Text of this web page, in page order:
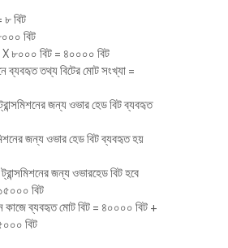
৮ বিট
বিট
৮০০০ বিট = ৪০০০০ বিট
ব্যবহৃত তথ্য বিটের মোট সংখ্যা =
জন্য ওভার হেড বিট ব্যবহৃত
জন্য ওভার হেড বিট ব্যবহৃত হয়
জন্য ওভারহেড বিট হবে
বিট
কাজে ব্যবহৃত মোট বিট = ৪০০০০ বিট +
বিট